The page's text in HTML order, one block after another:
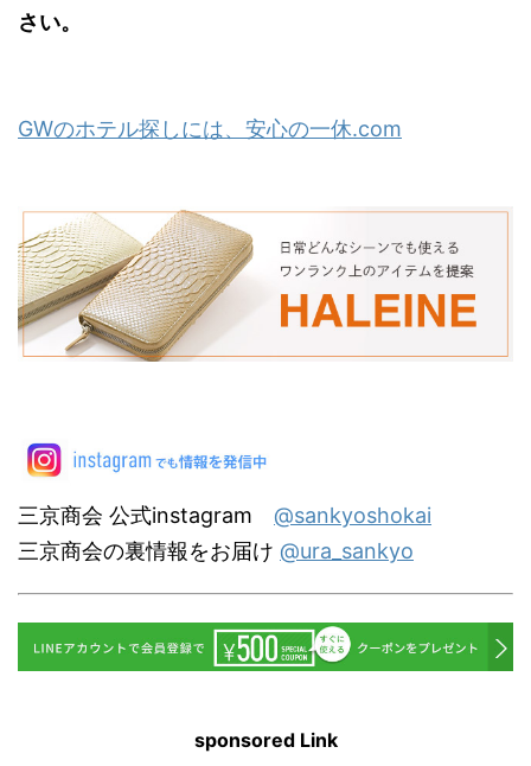
さい。
GWのホテル探しには、安心の一休.com
三京商会 公式instagram @sankyoshokai
三京商会の裏情報をお届け @ura_sankyo
sponsored Link